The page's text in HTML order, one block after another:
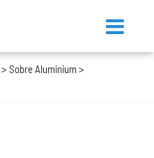
Sobre Aluminium